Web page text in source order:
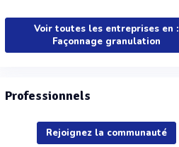
Voir toutes les entreprises en :
Façonnage granulation
Professionnels
Rejoignez la communauté